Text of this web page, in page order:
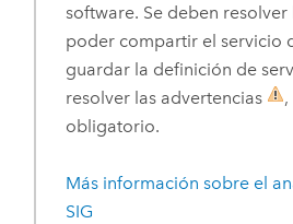
software. Se deben
poder compartir el servicio
guardar la definición de
resolver las advertencias
obligatorio.
Más información sobre el
SIG